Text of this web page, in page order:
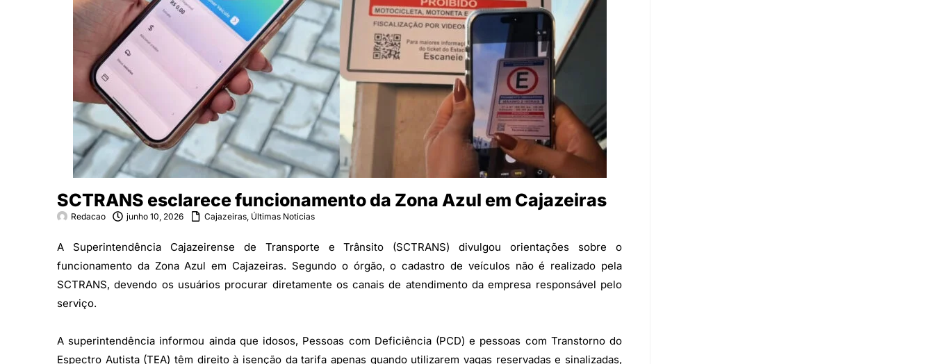
SCTRANS esclarece funcionamento da Zona Azul em Cajazeiras
Redacao junho 10, 2026 Cajazeiras, Últimas Noticias
A Superintendência Cajazeirense de Transporte e Trânsito (SCTRANS) divulgou orientações sobre o
funcionamento da Zona Azul em Cajazeiras. Segundo o órgão, o cadastro de veículos não é realizado pela
SCTRANS, devendo os usuários procurar diretamente os canais de atendimento da empresa responsável pelo
serviço.
A superintendência informou ainda que idosos, Pessoas com Deficiência (PCD) e pessoas com Transtorno do
Espectro Autista (TEA) têm direito à isenção da tarifa apenas quando utilizarem vagas reservadas e sinalizadas,